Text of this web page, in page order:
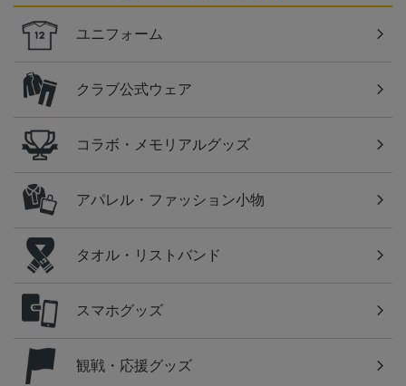
ユニフォーム
クラブ公式ウェア
コラボ・メモリアルグッズ
アパレル・ファッション小物
タオル・リストバンド
スマホグッズ
観戦・応援グッズ